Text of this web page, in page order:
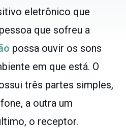
eletrônico que
que sofreu a
possa ouvir os sons
em que está. O
três partes simples,
a outra um
o receptor.